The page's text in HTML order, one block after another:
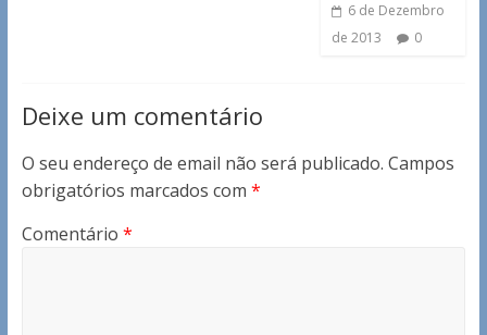
6 de Dezembro
de 2013
0
Deixe um comentário
O seu endereço de email não será publicado. Campos
obrigatórios marcados com *
Comentário *